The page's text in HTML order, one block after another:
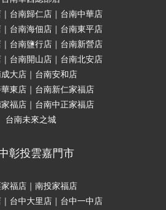
台南歸仁店｜台南中華店
台南海佃店｜台南東平店
台南鹽行店｜台南新營店
台南開山店｜台南北安店
大店｜台南安和店
東店｜台南新仁家福店
福店｜台南中正家福店
台南未來之城
彰投雲嘉門市
福店｜南投家福店
台中大里店｜台中一中店